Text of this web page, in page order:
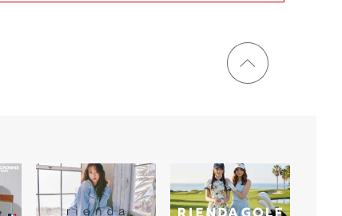
ページ
トップ